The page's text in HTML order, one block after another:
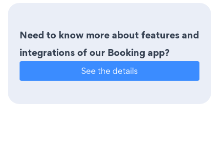
Need to know more about features and
integrations of our Booking app?
See the details